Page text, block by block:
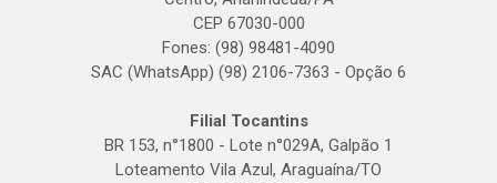
CEP 67030-000
Fones: (98) 98481-4090
SAC (WhatsApp) (98) 2106-7363 - Opção 6
Filial Tocantins
BR 153, n°1800 - Lote n°029A, Galpão 1
Loteamento Vila Azul, Araguaína/TO